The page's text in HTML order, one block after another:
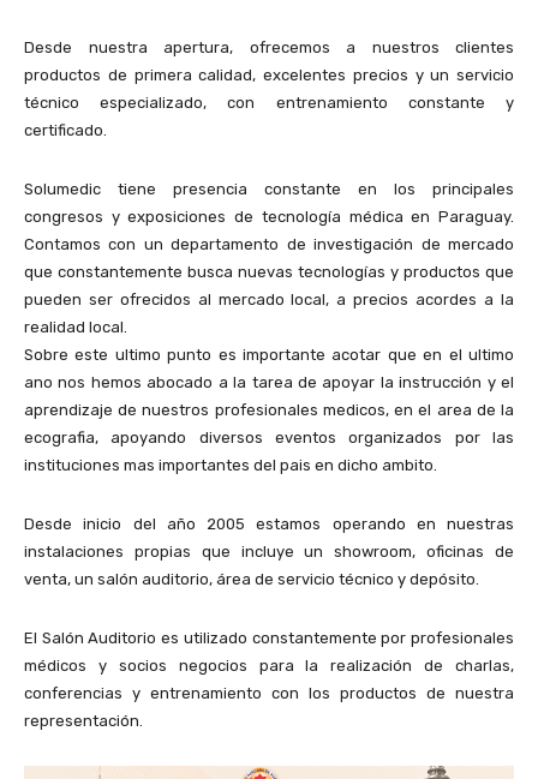
Desde nuestra apertura, ofrecemos a nuestros clientes
productos de primera calidad, excelentes precios y un servicio
técnico especializado, con entrenamiento constante y
certificado.
Solumedic tiene presencia constante en los principales
congresos y exposiciones de tecnología médica en Paraguay.
Contamos con un departamento de investigación de mercado
que constantemente busca nuevas tecnologías y productos que
pueden ser ofrecidos al mercado local, a precios acordes a la
realidad local.
Sobre este ultimo punto es importante acotar que en el ultimo
ano nos hemos abocado a la tarea de apoyar la instrucción y el
aprendizaje de nuestros profesionales medicos, en el area de la
ecografia, apoyando diversos eventos organizados por las
instituciones mas importantes del pais en dicho ambito.
Desde inicio del año 2005 estamos operando en nuestras
instalaciones propias que incluye un showroom, oficinas de
venta, un salón auditorio, área de servicio técnico y depósito.
El Salón Auditorio es utilizado constantemente por profesionales
médicos y socios negocios para la realización de charlas,
conferencias y entrenamiento con los productos de nuestra
representación.